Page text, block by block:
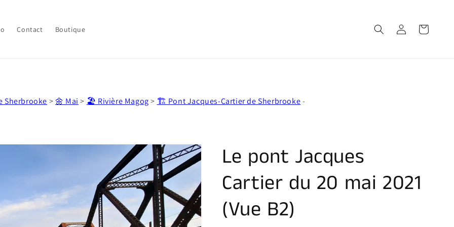
Contact Boutique Connexion Panier
Sherbrooke > 🌼 Mai > 🏖️ Rivière Magog> 🏗️ Pont Jacques-Cartier de Sherbrooke-
Le pont Jacques
Cartier du 20 mai 2021
(Vue B2)